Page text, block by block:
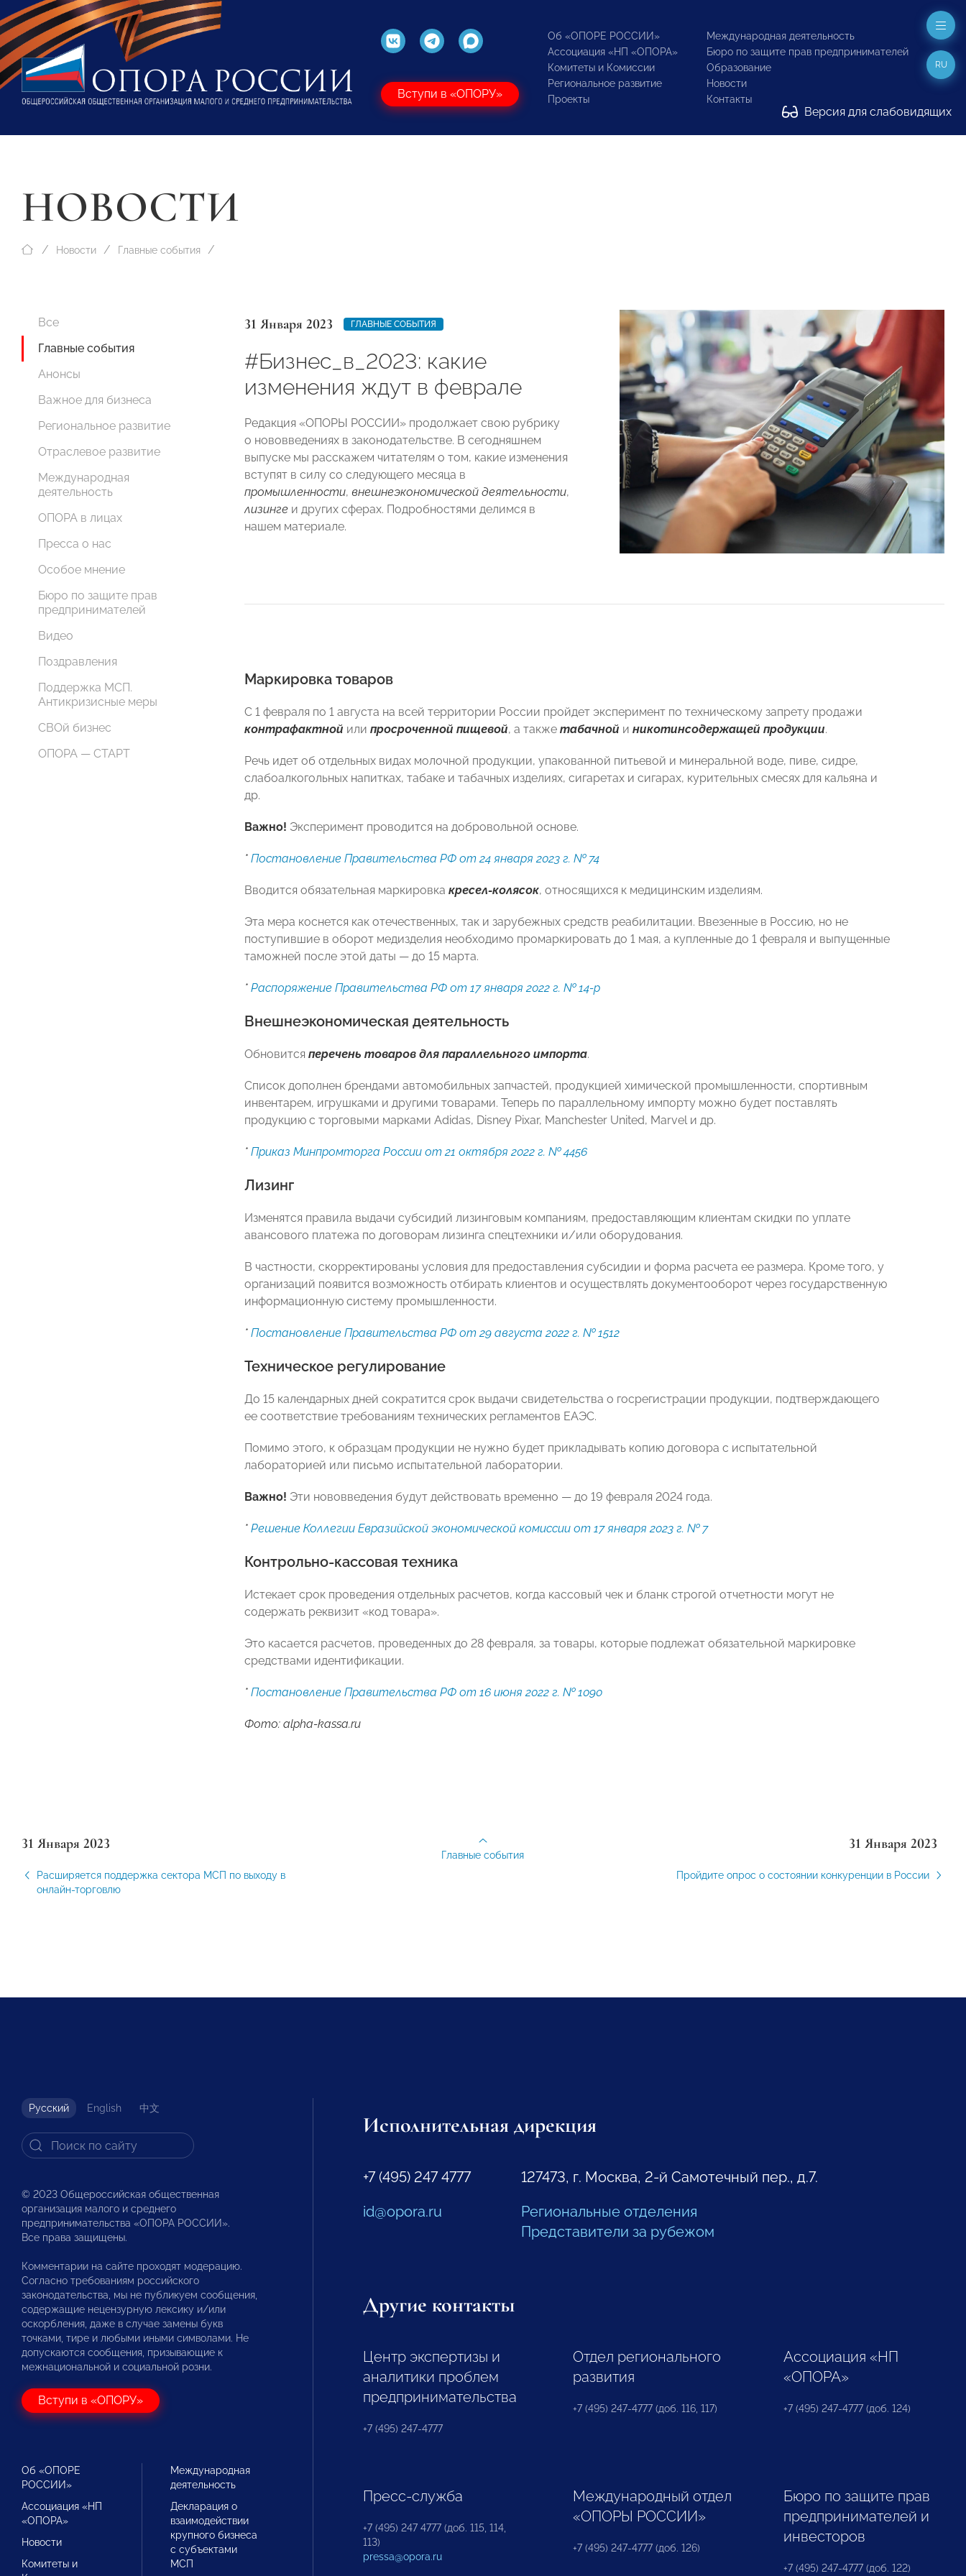
Вступи в «ОПОРУ»
Об «ОПОРЕ РОССИИ»
Ассоциация «НП «ОПОРА»
Комитеты и Комиссии
Региональное развитие
Проекты
Международная деятельность
Бюро по защите прав предпринимателей
Образование
Новости
Контакты
Версия для слабовидящих
RU
НОВОСТИ
Новости Главные события
Все
Главные события
Анонсы
Важное для бизнеса
Региональное развитие
Отраслевое развитие
Международная
деятельность
ОПОРА в лицах
Пресса о нас
Особое мнение
Бюро по защите прав
предпринимателей
Видео
Поздравления
Поддержка МСП.
Антикризисные меры
СВОй бизнес
ОПОРА — СТАРТ
31 Января 2023 ГЛАВНЫЕ СОБЫТИЯ
#Бизнес_в_2023: какие
изменения ждут в феврале
Редакция «ОПОРЫ РОССИИ» продолжает свою рубрику
о нововведениях в законодательстве. В сегодняшнем
выпуске мы расскажем читателям о том, какие изменения
вступят в силу со следующего месяца в
промышленности, внешнеэкономической деятельности,
лизинге и других сферах. Подробностями делимся в
нашем материале.
Маркировка товаров
С 1 февраля по 1 августа на всей территории России пройдет эксперимент по техническому запрету продажи
контрафактной или просроченной пищевой, а также табачной и никотинсодержащей продукции.
Речь идет об отдельных видах молочной продукции, упакованной питьевой и минеральной воде, пиве, сидре,
слабоалкогольных напитках, табаке и табачных изделиях, сигаретах и сигарах, курительных смесях для кальяна и
др.
Важно! Эксперимент проводится на добровольной основе.
* Постановление Правительства РФ от 24 января 2023 г. № 74
Вводится обязательная маркировка кресел-колясок, относящихся к медицинским изделиям.
Эта мера коснется как отечественных, так и зарубежных средств реабилитации. Ввезенные в Россию, но не
поступившие в оборот медизделия необходимо промаркировать до 1 мая, а купленные до 1 февраля и выпущенные
таможней после этой даты — до 15 марта.
* Распоряжение Правительства РФ от 17 января 2022 г. № 14-р
Внешнеэкономическая деятельность
Обновится перечень товаров для параллельного импорта.
Список дополнен брендами автомобильных запчастей, продукцией химической промышленности, спортивным
инвентарем, игрушками и другими товарами. Теперь по параллельному импорту можно будет поставлять
продукцию с торговыми марками Adidas, Disney Pixar, Manchester United, Marvel и др.
* Приказ Минпромторга России от 21 октября 2022 г. № 4456
Лизинг
Изменятся правила выдачи субсидий лизинговым компаниям, предоставляющим клиентам скидки по уплате
авансового платежа по договорам лизинга спецтехники и/или оборудования.
В частности, скорректированы условия для предоставления субсидии и форма расчета ее размера. Кроме того, у
организаций появится возможность отбирать клиентов и осуществлять документооборот через государственную
информационную систему промышленности.
* Постановление Правительства РФ от 29 августа 2022 г. № 1512
Техническое регулирование
До 15 календарных дней сократится срок выдачи свидетельства о госрегистрации продукции, подтверждающего
ее соответствие требованиям технических регламентов ЕАЭС.
Помимо этого, к образцам продукции не нужно будет прикладывать копию договора с испытательной
лабораторией или письмо испытательной лаборатории.
Важно! Эти нововведения будут действовать временно — до 19 февраля 2024 года.
* Решение Коллегии Евразийской экономической комиссии от 17 января 2023 г. № 7
Контрольно-кассовая техника
Истекает срок проведения отдельных расчетов, когда кассовый чек и бланк строгой отчетности могут не
содержать реквизит «код товара».
Это касается расчетов, проведенных до 28 февраля, за товары, которые подлежат обязательной маркировке
средствами идентификации.
* Постановление Правительства РФ от 16 июня 2022 г. № 1090
Фото: alpha-kassa.ru
31 Января 2023
Расширяется поддержка сектора МСП по выходу в
онлайн-торговлю
31 Января 2023
Пройдите опрос о состоянии конкуренции в России
Главные события
Русский English 中文
© 2023 Общероссийская общественная
организация малого и среднего
предпринимательства «ОПОРА РОССИИ».
Все права защищены.
Комментарии на сайте проходят модерацию.
Согласно требованиям российского
законодательства, мы не публикуем сообщения,
содержащие нецензурную лексику и/или
оскорбления, даже в случае замены букв
точками, тире и любыми иными символами. Не
допускаются сообщения, призывающие к
межнациональной и социальной розни.
Вступи в «ОПОРУ»
Об «ОПОРЕ
РОССИИ»
Ассоциация «НП
«ОПОРА»
Новости
Комитеты и
Международная
деятельность
Декларация о
взаимодействии
крупного бизнеса
с субъектами
МСП
Исполнительная дирекция
+7 (495) 247 4777
id@opora.ru
127473, г. Москва, 2-й Самотечный пер., д.7.
Региональные отделения
Представители за рубежом
Другие контакты
Центр экспертизы и
аналитики проблем
предпринимательства
+7 (495) 247-4777
Отдел регионального
развития
+7 (495) 247-4777 (доб. 116, 117)
Ассоциация «НП
«ОПОРА»
+7 (495) 247-4777 (доб. 124)
Пресс-служба
+7 (495) 247 4777 (доб. 115, 114,
113)
pressa@opora.ru
Международный отдел
«ОПОРЫ РОССИИ»
+7 (495) 247-4777 (доб. 126)
Бюро по защите прав
предпринимателей и
инвесторов
+7 (495) 247-4777 (доб. 122)